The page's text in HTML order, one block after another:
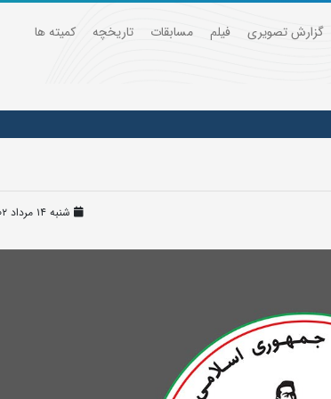
گزارش تصویری فیلم مسابقات تاریخچه
کمیته ها
شنبه ۱۴ مرداد ۱۴۰۲